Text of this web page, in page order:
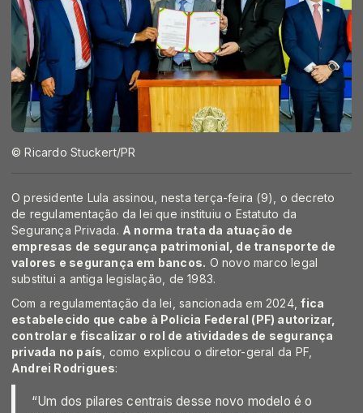
© Ricardo Stuckert/PR
O presidente Lula assinou, nesta terça-feira (9), o decreto
de regulamentação da lei que instituiu o Estatuto da
Segurança Privada. A norma trata da atuação de
empresas de segurança patrimonial, de transporte de
valores e segurança em bancos. O novo marco legal
substitui a antiga legislação, de 1983.
Com a regulamentação da lei, sancionada em 2024,fica
estabelecido que cabe à Polícia Federal (PF) autorizar,
controlar e fiscalizar o rol de atividades de segurança
privada no país , como explicou o diretor-geral da PF,
Andrei Rodrigues:
“Um dos pilares centrais desse novo modelo é o